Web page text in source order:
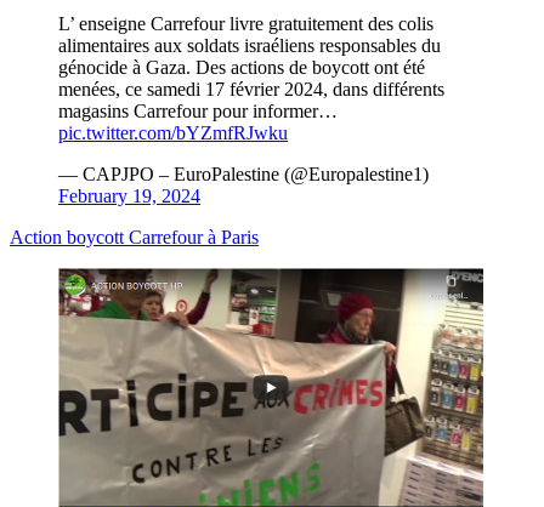
L’ enseigne Carrefour livre gratuitement des colis
alimentaires aux soldats israéliens responsables du
génocide à Gaza. Des actions de boycott ont été
menées, ce samedi 17 février 2024, dans différents
magasins Carrefour pour informer…
pic.twitter.com/bYZmfRJwku
— CAPJPO – EuroPalestine (@Europalestine1)
February 19, 2024
Action boycott Carrefour à Paris